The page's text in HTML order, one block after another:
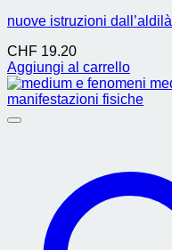
nuove istruzioni dall’aldilà
CHF 19.20
Aggiungi al carrello